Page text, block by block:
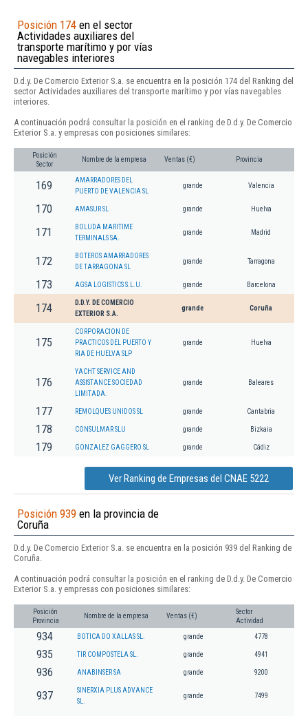
Posición 174 en el sector
Actividades auxiliares del
transporte marítimo y por vías
navegables interiores
D.d.y. De Comercio Exterior S.a. se encuentra en la posición 174 del Ranking del
sector Actividades auxiliares del transporte marítimo y por vías navegables
interiores.
A continuación podrá consultar la posición en el ranking de D.d.y. De Comercio
Exterior S.a. y empresas con posiciones similares:
Posición
Sector
Nombre de la empresa Ventas (€) Provincia
169
AMARRADORES DEL
PUERTO DE VALENCIA SL
grande Valencia
170 AMASUR SL grande Huelva
171
BOLUDA MARITIME
TERMINALS SA.
grande Madrid
172
BOTEROS AMARRADORES
DE TARRAGONA SL
grande Tarragona
173 AGSA LOGISTICS S.L.U. grande Barcelona
174
D.D.Y. DE COMERCIO
EXTERIOR S.A.
grande Coruña
175
CORPORACION DE
PRACTICOS DEL PUERTO Y
RIA DE HUELVA SLP
grande Huelva
176
YACHT SERVICE AND
ASSISTANCE SOCIEDAD
LIMITADA.
grande Baleares
177 REMOLQUES UNIDOS SL grande Cantabria
178 CONSULMAR SLU grande Bizkaia
179 GONZALEZ GAGGERO SL grande Cádiz
Ver Ranking de Empresas del CNAE 5222
Posición 939 en la provincia de
Coruña
D.d.y. De Comercio Exterior S.a. se encuentra en la posición 939 del Ranking de
Coruña.
A continuación podrá consultar la posición en el ranking de D.d.y. De Comercio
Exterior S.a. y empresas con posiciones similares:
Posición
Provincia
Nombre de la empresa Ventas (€)
Sector
Actividad
934 BOTICA DO XALLAS SL. grande 4778
935 TIR COMPOSTELA SL. grande 4941
936 ANABINSER SA grande 9200
937
SINERXIA PLUS ADVANCE
SL.
grande 7499